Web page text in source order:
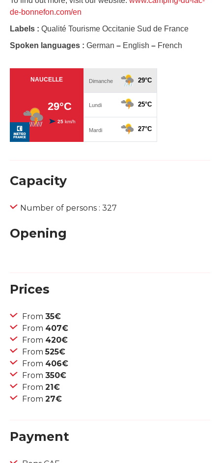
de-bonnefon.com/en
Labels : Qualité Tourisme Occitanie Sud de France
Spoken languages : German – English – French
Capacity
Number of persons : 327
Opening
Prices
From 35€
From 407€
From 420€
From525€
From 406€
From 350€
From 21€
From 27€
Payment